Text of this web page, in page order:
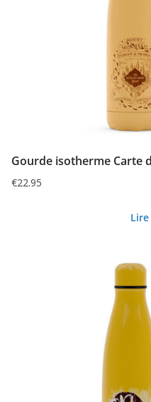
Gourde isotherme Carte
€22.95